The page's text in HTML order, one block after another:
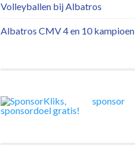
Volleyballen bij Albatros
Albatros CMV 4 en 10 kampioen